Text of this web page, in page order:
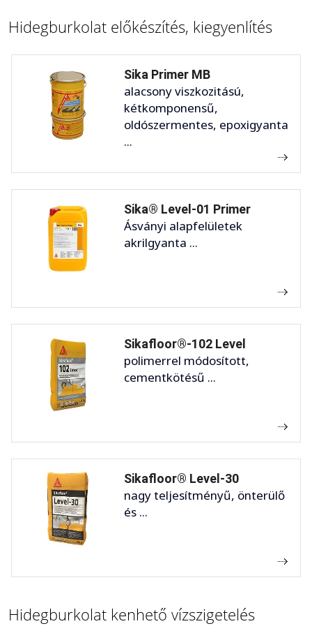
Hidegburkolat előkészítés, kiegyenlítés
Sika Primer MB
alacsony viszkozitású,
kétkomponensű,
oldószermentes, epoxigyanta
...
Sika® Level-01 Primer
Ásványi alapfelületek
akrilgyanta ...
Sikafloor®-102 Level
polimerrel módosított,
cementkötésű ...
Sikafloor® Level-30
nagy teljesítményű, önterülő
és ...
Hidegburkolat kenhető vízszigetelés